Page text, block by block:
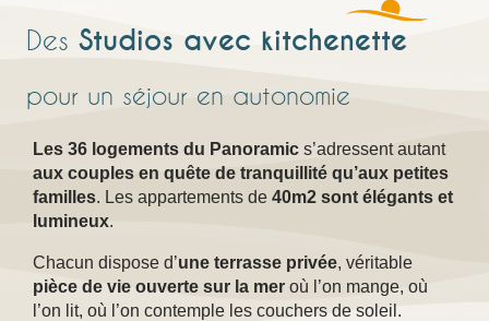
Des Studios avec kitchenette
pour un séjour en autonomie
Les 36 logements du Panoramic s’adressent autant
aux couples en quête de tranquillité qu’aux petites
familles. Les appartements de 40m2 sont élégants et
lumineux.
Chacun dispose d’une terrasse privée, véritable
pièce de vie ouverte sur la mer où l’on mange, où
l’on lit, où l’on contemple les couchers de soleil.